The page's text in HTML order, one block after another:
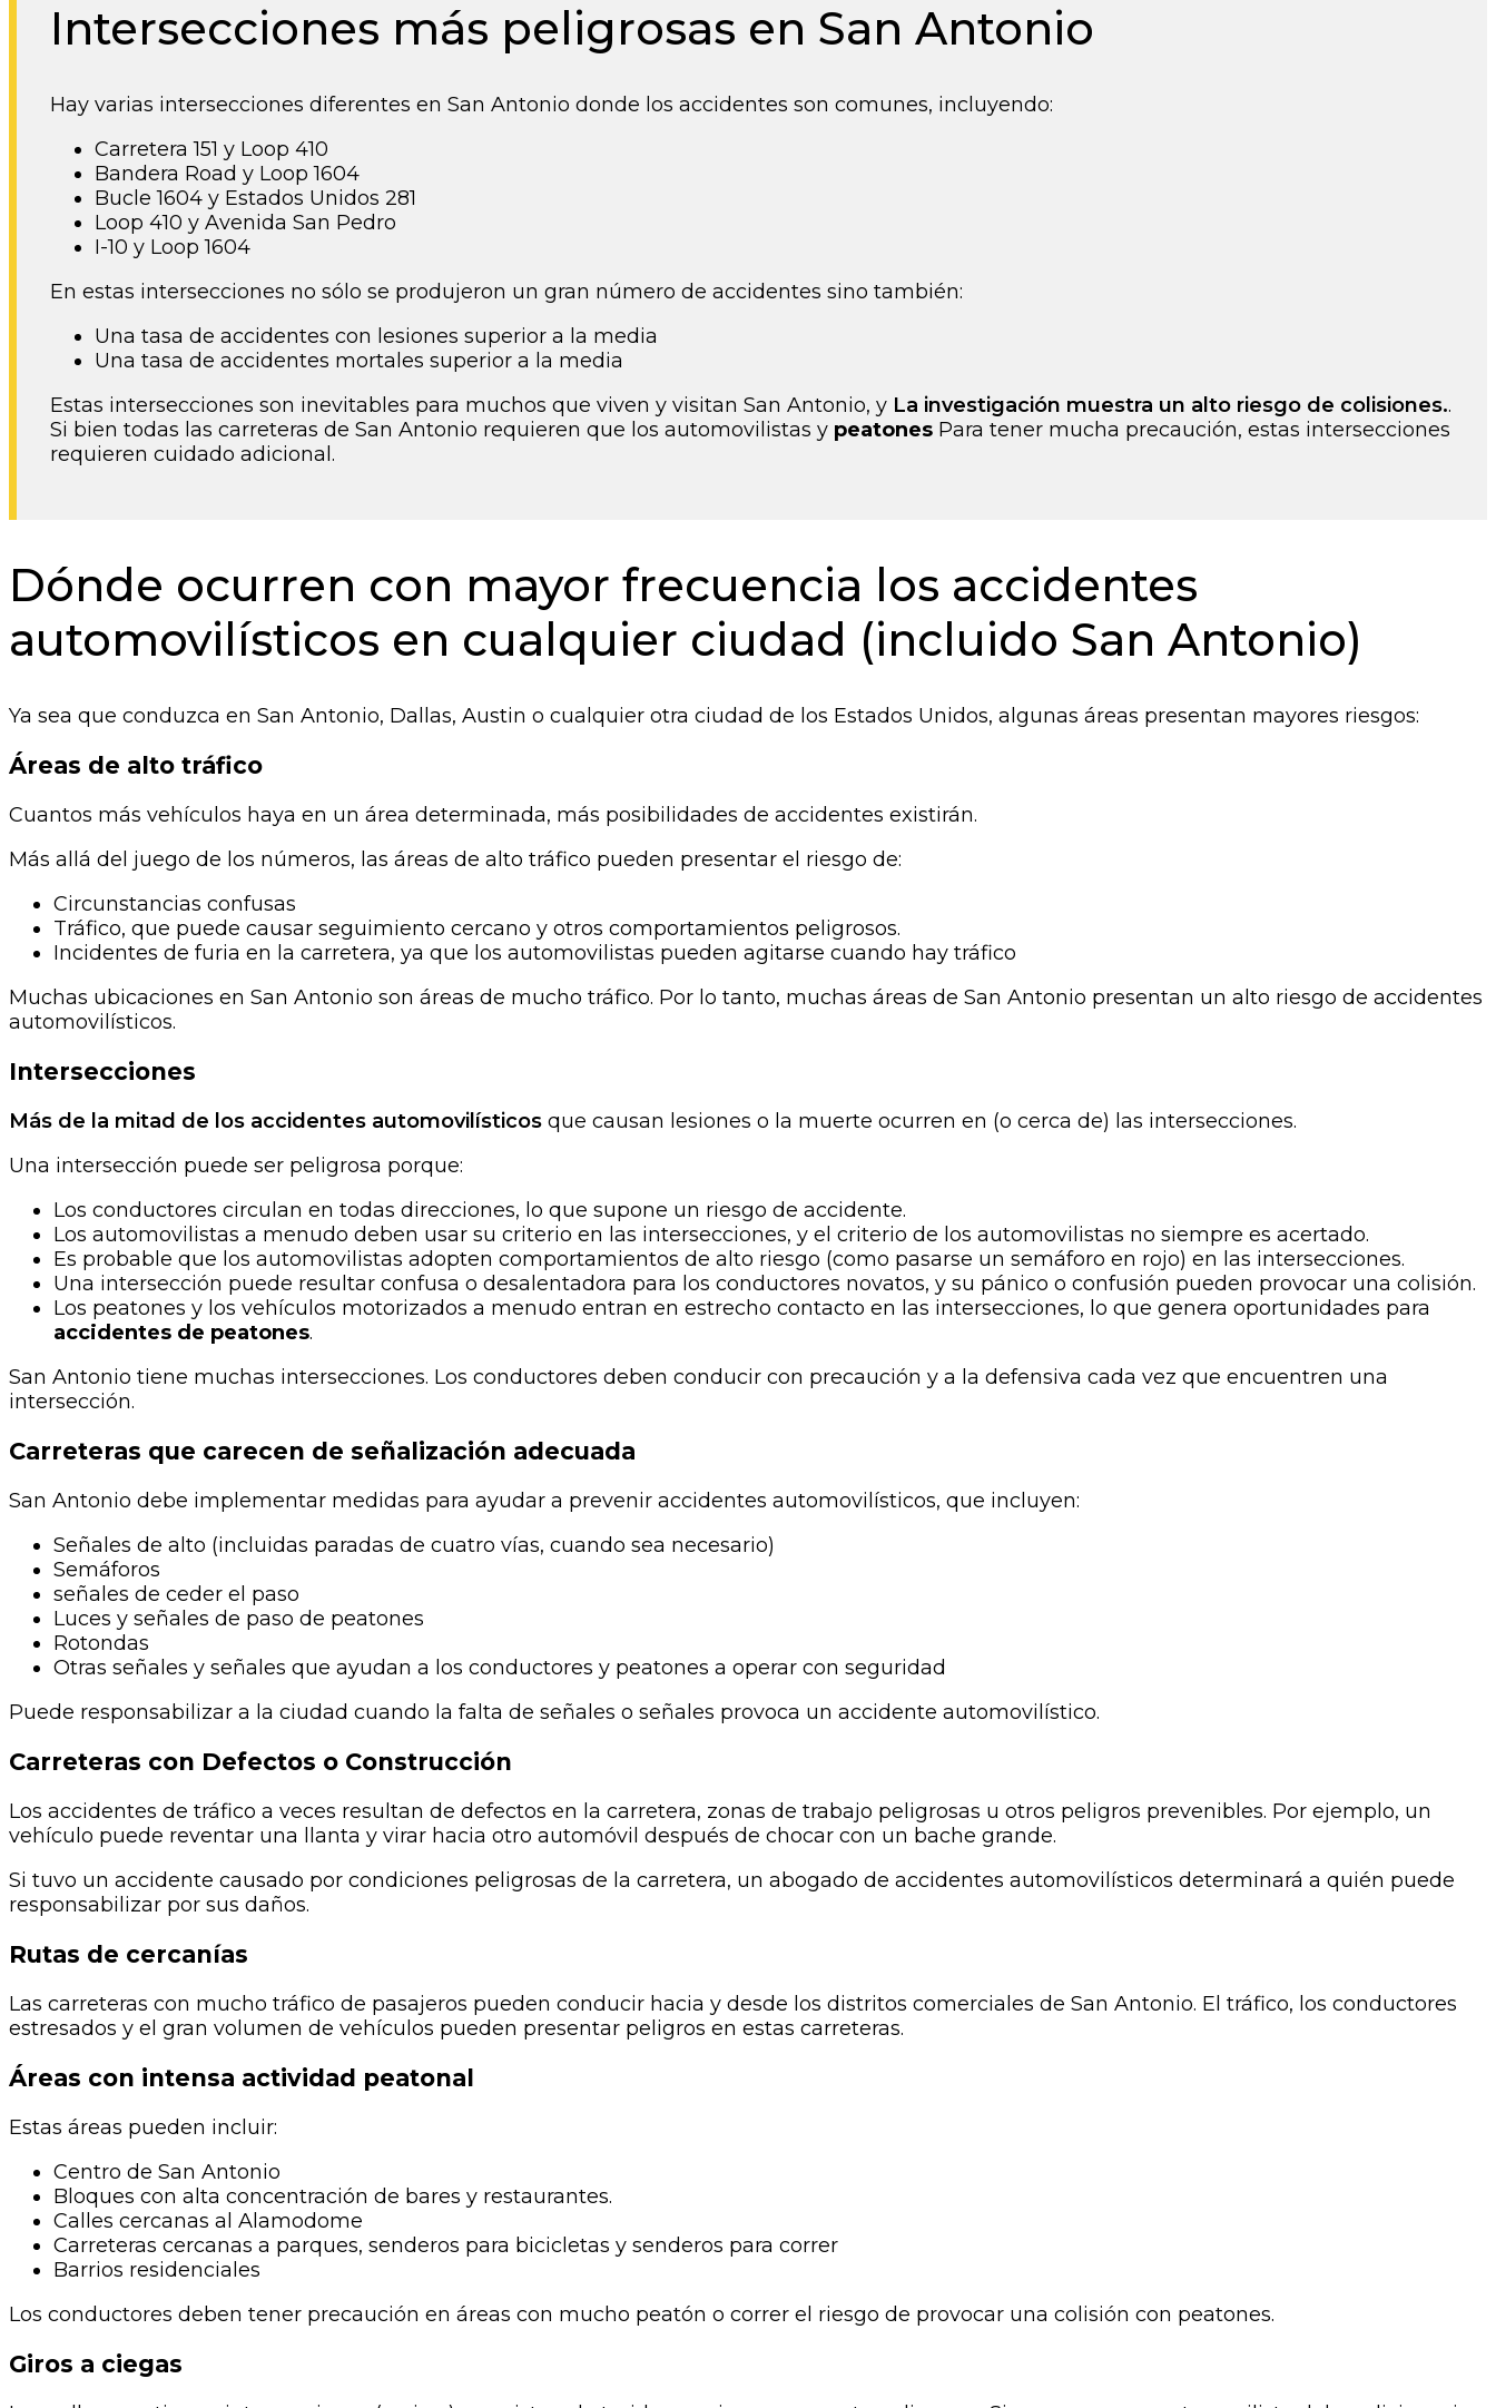
Intersecciones más peligrosas en San Antonio
Hay varias intersecciones diferentes en San Antonio donde los accidentes son comunes, incluyendo:
Carretera 151 y Loop 410
Bandera Road y Loop 1604
Bucle 1604 y Estados Unidos 281
Loop 410 y Avenida San Pedro
I-10 y Loop 1604​
En estas intersecciones no sólo se produjeron un gran número de accidentes sino también:
Una tasa de accidentes con lesiones superior a la media
Una tasa de accidentes mortales superior a la media
Estas intersecciones son inevitables para muchos que viven y visitan San Antonio, y La investigación muestra un alto riesgo de colisiones..
Si bien todas las carreteras de San Antonio requieren que los automovilistas y peatones Para tener mucha precaución, estas intersecciones
requieren cuidado adicional.
Dónde ocurren con mayor frecuencia los accidentes
automovilísticos en cualquier ciudad (incluido San Antonio)
Ya sea que conduzca en San Antonio, Dallas, Austin o cualquier otra ciudad de los Estados Unidos, algunas áreas presentan mayores riesgos:
Áreas de alto tráfico
Cuantos más vehículos haya en un área determinada, más posibilidades de accidentes existirán.
Más allá del juego de los números, las áreas de alto tráfico pueden presentar el riesgo de:
Circunstancias confusas
Tráfico, que puede causar seguimiento cercano y otros comportamientos peligrosos.
Incidentes de furia en la carretera, ya que los automovilistas pueden agitarse cuando hay tráfico
Muchas ubicaciones en San Antonio son áreas de mucho tráfico. Por lo tanto, muchas áreas de San Antonio presentan un alto riesgo de accidentes
automovilísticos.
Intersecciones
Más de la mitad de los accidentes automovilísticos que causan lesiones o la muerte ocurren en (o cerca de) las intersecciones.
Una intersección puede ser peligrosa porque:
Los conductores circulan en todas direcciones, lo que supone un riesgo de accidente.
Los automovilistas a menudo deben usar su criterio en las intersecciones, y el criterio de los automovilistas no siempre es acertado.
Es probable que los automovilistas adopten comportamientos de alto riesgo (como pasarse un semáforo en rojo) en las intersecciones.
Una intersección puede resultar confusa o desalentadora para los conductores novatos, y su pánico o confusión pueden provocar una colisión.
Los peatones y los vehículos motorizados a menudo entran en estrecho contacto en las intersecciones, lo que genera oportunidades para
accidentes de peatones.
San Antonio tiene muchas intersecciones. Los conductores deben conducir con precaución y a la defensiva cada vez que encuentren una
intersección.
Carreteras que carecen de señalización adecuada
San Antonio debe implementar medidas para ayudar a prevenir accidentes automovilísticos, que incluyen:
Señales de alto (incluidas paradas de cuatro vías, cuando sea necesario)
Semáforos
señales de ceder el paso
Luces y señales de paso de peatones
Rotondas
Otras señales y señales que ayudan a los conductores y peatones a operar con seguridad​
Puede responsabilizar a la ciudad cuando la falta de señales o señales provoca un accidente automovilístico.
Carreteras con Defectos o Construcción​
Los accidentes de tráfico a veces resultan de defectos en la carretera, zonas de trabajo peligrosas u otros peligros prevenibles. Por ejemplo, un
vehículo puede reventar una llanta y virar hacia otro automóvil después de chocar con un bache grande.
Si tuvo un accidente causado por condiciones peligrosas de la carretera, un abogado de accidentes automovilísticos determinará a quién puede
responsabilizar por sus daños.
Rutas de cercanías
Las carreteras con mucho tráfico de pasajeros pueden conducir hacia y desde los distritos comerciales de San Antonio. El tráfico, los conductores
estresados ​​y el gran volumen de vehículos pueden presentar peligros en estas carreteras.
Áreas con intensa actividad peatonal
Estas áreas pueden incluir:
Centro de San Antonio
Bloques con alta concentración de bares y restaurantes.
Calles cercanas al Alamodome
Carreteras cercanas a parques, senderos para bicicletas y senderos para correr
Barrios residenciales
Los conductores deben tener precaución en áreas con mucho peatón o correr el riesgo de provocar una colisión con peatones.
Giros a ciegas